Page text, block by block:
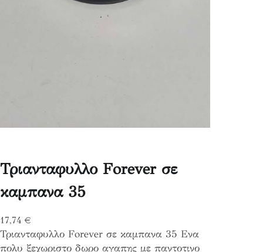
Τριανταφυλλο Forever σε
καμπανα 35
17,74 €
Τριανταφυλλο Forever σε καμπανα 35 Ενα
πολυ ξεχωριστο δωρο αγαπης με παντοτινο